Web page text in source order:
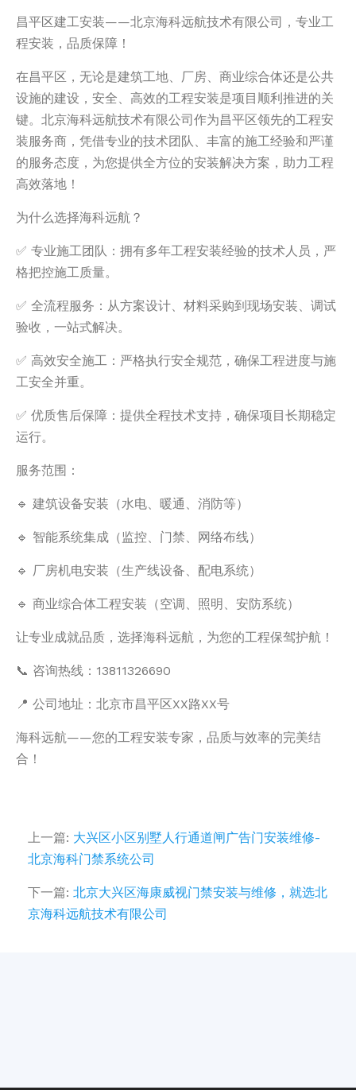
‌昌平区建工安装——北京海科远航技术有限公司，专业工
程安装，品质保障！‌
在昌平区，无论是建筑工地、厂房、商业综合体还是公共
设施的建设，安全、高效的工程安装是项目顺利推进的关
键。‌北京海科远航技术有限公司‌作为昌平区领先的工程安
装服务商，凭借专业的技术团队、丰富的施工经验和严谨
的服务态度，为您提供全方位的安装解决方案，助力工程
高效落地！
‌为什么选择海科远航？‌
✅ ‌专业施工团队‌：拥有多年工程安装经验的技术人员，严
格把控施工质量。
✅ ‌全流程服务‌：从方案设计、材料采购到现场安装、调试
验收，一站式解决。
✅ ‌高效安全施工‌：严格执行安全规范，确保工程进度与施
工安全并重。
✅ ‌优质售后保障‌：提供全程技术支持，确保项目长期稳定
运行。
‌服务范围‌：
🔹 ‌建筑设备安装‌（水电、暖通、消防等）
🔹 ‌智能系统集成‌（监控、门禁、网络布线）
🔹 ‌厂房机电安装‌（生产线设备、配电系统）
🔹 ‌商业综合体工程安装‌（空调、照明、安防系统）
‌让专业成就品质，选择海科远航，为您的工程保驾护航！‌
📞 ‌咨询热线：13811326690
📍 ‌公司地址：北京市昌平区XX路XX号‌
‌海科远航——您的工程安装专家，品质与效率的完美结
合！‌
上一篇: 大兴区小区别墅人行通道闸广告门安装维修-
北京海科门禁系统公司
下一篇: 北京大兴区海康威视门禁安装与维修，就选北
京海科远航技术有限公司